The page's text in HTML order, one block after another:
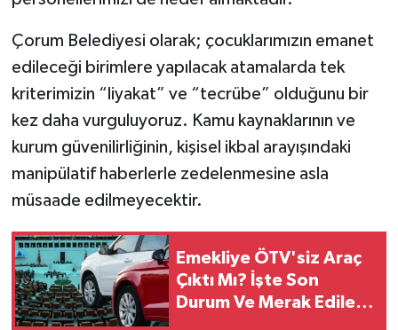
Çorum Belediyesi olarak; çocuklarımızın emanet
edileceği birimlere yapılacak atamalarda tek
kriterimizin “liyakat” ve “tecrübe” olduğunu bir
kez daha vurguluyoruz. Kamu kaynaklarının ve
kurum güvenilirliğinin, kişisel ikbal arayışındaki
manipülatif haberlerle zedelenmesine asla
müsaade edilmeyecektir.
Emekliye ÖTV'siz Araç
Çıktı Mı? İşte Son
Durum Ve Merak Edilen